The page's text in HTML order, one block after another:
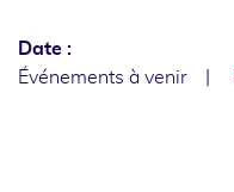
Date :
Événements à venir